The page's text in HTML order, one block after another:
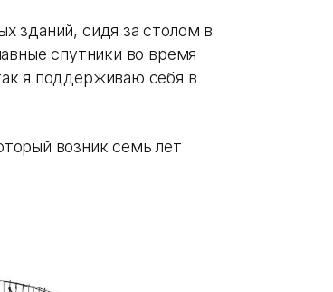
зданий, сидя за столом в
спутники во время
я поддерживаю себя в
возник семь лет